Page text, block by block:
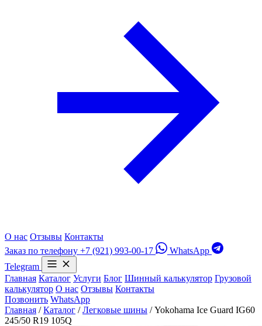
О нас Отзывы Контакты
Заказ по телефону +7 (921) 993-00-17
WhatsApp
Telegram
Главная Каталог Услуги Блог Шинный калькулятор Грузовой
калькулятор О нас Отзывы Контакты
Позвонить WhatsApp
Главная / Каталог / Легковые шины / Yokohama Ice Guard IG60
245/50 R19 105Q